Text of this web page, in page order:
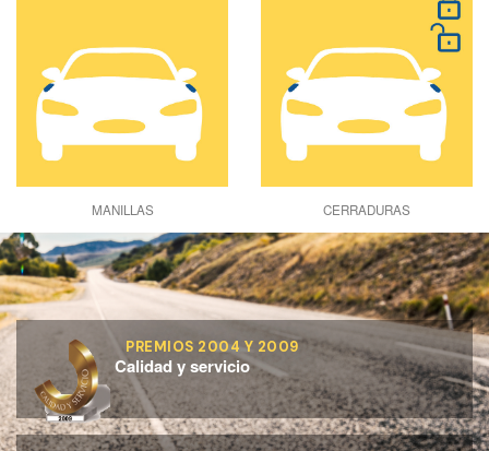
MANILLAS CERRADURAS
PREMIOS 2004 Y 2009
Calidad y servicio